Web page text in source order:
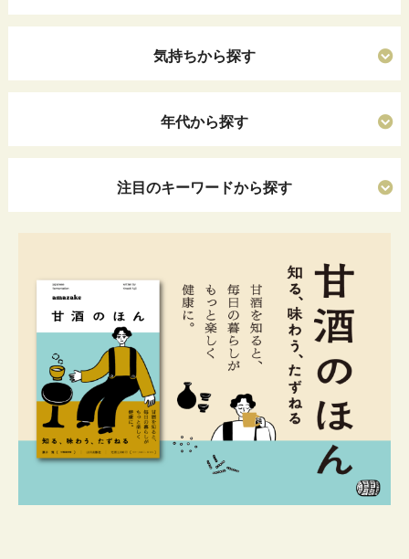
気持ちから探す
年代から探す
注目のキーワードから探す